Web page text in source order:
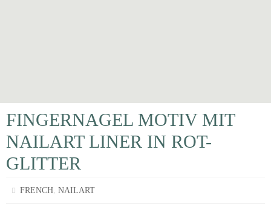
FINGERNAGEL MOTIV MIT
NAILART LINER IN ROT-
GLITTER
FRENCH,NAILART